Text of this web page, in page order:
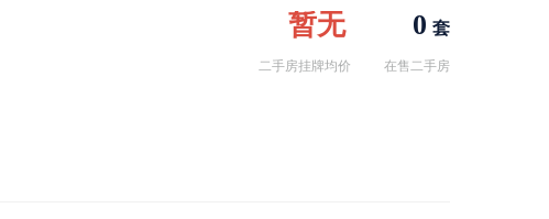
暂无
二手房挂牌均价
0 套
在售二手房